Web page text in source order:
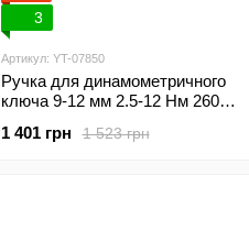
3
Артикул: YT-07850
Ручка для динамометричного
ключа 9-12 мм 2.5-12 Нм 260-
1 523 грн
1 401 грн